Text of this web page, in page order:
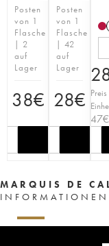
Posten
von 1
Flasche
| 2
auf
Lager
38€
Posten
von 1
Flasche
| 42
auf
Lager
28€
47€
MARQUIS DE
INFORMATIONEN